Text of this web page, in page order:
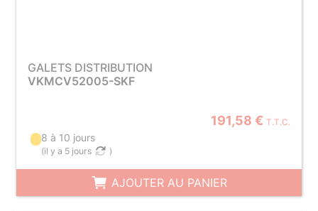
GALETS DISTRIBUTION
VKMCV52005-SKF
191,58 € T.T.C.
8 à 10 jours
(il y a 5 jours )
AJOUTER AU PANIER